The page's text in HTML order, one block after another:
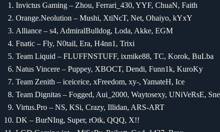
Invictus Gaming – Zhou, Ferrari_430, YYF, ChuaN, Faith
Orange.Neolution – Mushi, XtiNcT, Net, Ohaiyo, kYxY
Alliance – s4, AdmiralBulldog, Loda, Akke, EGM
Fnatic – Fly, N0tail, Era, H4nn1, Trixi
Team Liquid – FLUFFNSTUFF, ixmike88, TC, Korok, BuLba
Natus Vincere – Puppey, XBOCT, Dendi, Funn1k, KuroKy
Team Zenith – iceiceice, xFreedom, xy-, YamateH, Ice
Team Dignitas – Fogged, Aui_2000, Waytosexy, UNiVeRsE,
Virtus.Pro – NS, KSi, Crazy, Illidan, ARS-ART
DK – BurNIng, Super, rOtk, QQQ, X!!